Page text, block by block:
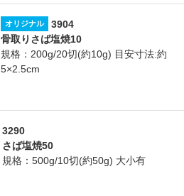
オリジナル
3904
骨取りさば塩焼10
規格：200g/20切(約10g) 目安寸法:約
5×2.5cm
3290
さば塩焼50
規格：500g/10切(約50g) 大小有